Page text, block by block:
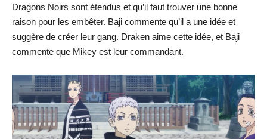
Dragons Noirs sont étendus et qu’il faut trouver une bonne
raison pour les embêter. Baji commente qu’il a une idée et
suggère de créer leur gang. Draken aime cette idée, et Baji
commente que Mikey est leur commandant.